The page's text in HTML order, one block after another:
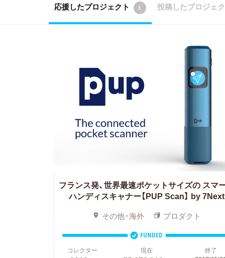
応援したプロジェクト 1 投稿したプロジェ
フランス発、世界最速ポケットサイズの スマ
ハンディスキャナー【PUP Scan】 by 7Next
その他・海外 プロダクト
FUNDED
コレクター
現在 終了